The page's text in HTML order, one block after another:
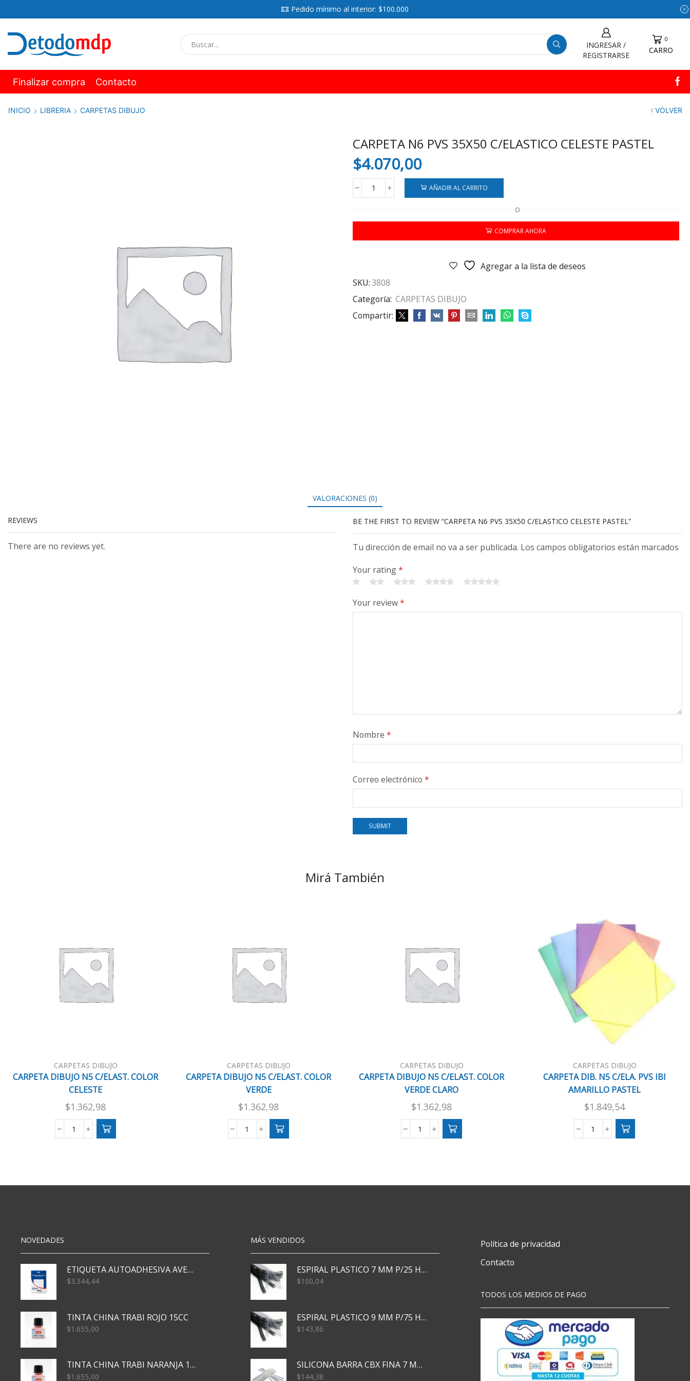
Pedido mínimo al interior: $100.000
INGRESAR /
REGISTRARSE
0
CARRO
Finalizar compra Contacto
INICIO LIBRERIA CARPETAS DIBUJO VOLVER
CARPETA N6 PVS 35X50 C/ELASTICO CELESTE PASTEL
$4.070,00
CARPETA
35X50
CELESTE
AÑADIR AL CARRITO
O
COMPRAR AHORA
Agregar a la lista de deseos
SKU:3808
Categoría: CARPETAS DIBUJO
Compartir:
VALORACIONES (0)
REVIEWS
There are no reviews yet.
BE THE FIRST TO REVIEW “CARPETA N6 PVS 35X50 C/ELASTICO CELESTE PASTEL”
Tu dirección de email no va a ser publicada. Los campos obligatorios están marcados
Your rating*
Your review*
Nombre *
Correo electrónico *
Mirá También
CARPETAS DIBUJO
CARPETA DIBUJO N5 C/ELAST. COLOR
CELESTE
$1.362,98
CARPETA
CELESTE
CARPETAS DIBUJO
CARPETA DIBUJO N5 C/ELAST. COLOR
VERDE
$1.362,98
CARPETA
VERDE
CARPETAS DIBUJO
CARPETA DIBUJO N5 C/ELAST. COLOR
VERDE CLARO
$1.362,98
CARPETA
VERDE
CARPETAS DIBUJO
CARPETA DIB. N5 C/ELA. PVS IBI
AMARILLO PASTEL
$1.849,54
CARPETA
IBI
NOVEDADES
ETIQUETA AUTOADHESIVA AVERY 3026 30H 20 X 70
$3.344,44
TINTA CHINA TRABI ROJO 15CC
$1.655,00
TINTA CHINA TRABI NARANJA 15CC
$1.655,00
MÁS VENDIDOS
ESPIRAL PLASTICO 7 MM P/25 HJS X50x3000
$100,04
ESPIRAL PLASTICO 9 MM P/75 HJS X50X2400
$143,86
SILICONA BARRA CBX FINA 7 MM 28 CM
$144,38
Política de privacidad
Contacto
TODOS LOS MEDIOS DE PAGO